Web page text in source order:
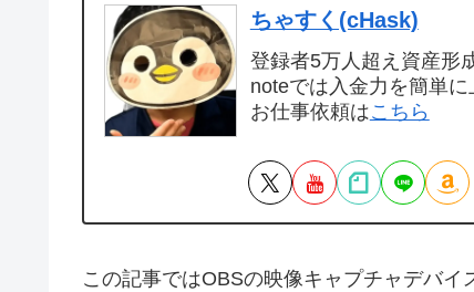
ちゃすく(cHask)
登録者5万人超え資産形
noteでは入金力を簡単に
お仕事依頼はこちら
この記事ではOBSの映像キャプチャデバイ